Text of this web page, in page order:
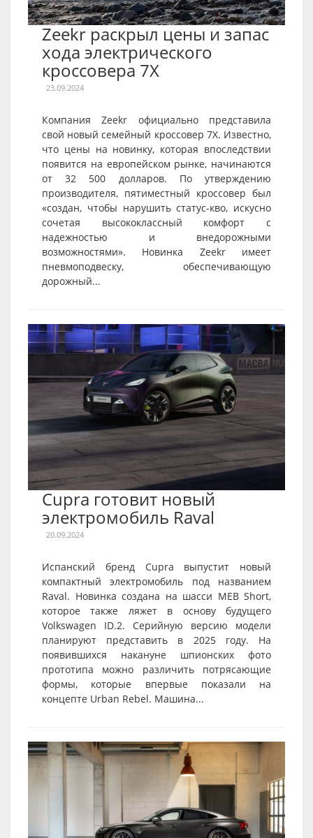
Zeekr раскрыл цены и запас
хода электрического
кроссовера 7X
23.09.2024
Компания Zeekr официально представила
свой новый семейный кроссовер 7X. Известно,
что цены на новинку, которая впоследствии
появится на европейском рынке, начинаются
от 32 500 долларов. По утверждению
производителя, пятиместный кроссовер был
«создан, чтобы нарушить статус-кво, искусно
сочетая высококлассный комфорт с
надежностью и внедорожными
возможностями». Новинка Zeekr имеет
пневмоподвеску, обеспечивающую
дорожный...
Cupra готовит новый
электромобиль Raval
20.09.2024
Испанский бренд Cupra выпустит новый
компактный электромобиль под названием
Raval. Новинка создана на шасси MEB Short,
которое также ляжет в основу будущего
Volkswagen ID.2. Серийную версию модели
планируют представить в 2025 году. На
появившихся накануне шпионских фото
прототипа можно различить потрясающие
формы, которые впервые показали на
концепте Urban Rebel. Машина...